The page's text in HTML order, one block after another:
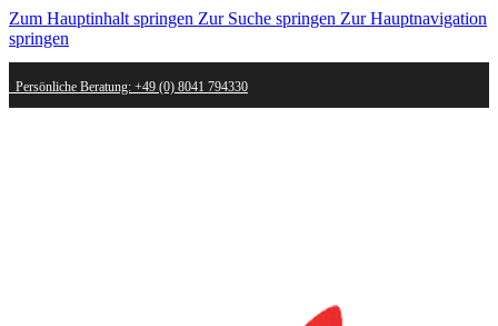
Zum Hauptinhalt springen Zur Suche springen Zur Hauptnavigation
springen
Persönliche Beratung: +49 (0) 8041 794330